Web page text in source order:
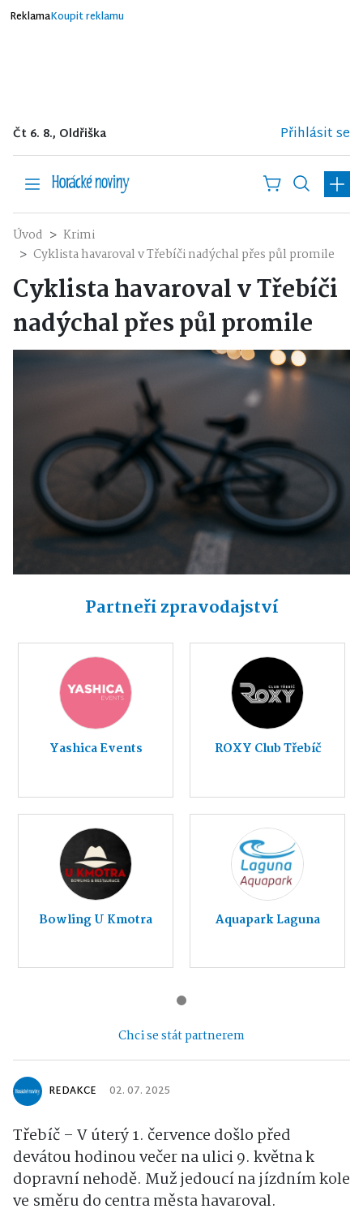
ReklamaKoupit reklamu
Čt 6. 8., Oldřiška Přihlásit se
Úvod
Krimi
Cyklista havaroval v Třebíči nadýchal přes půl promile
Cyklista havaroval v Třebíči
nadýchal přes půl promile
Partneři zpravodajství
Yashica Events ROXY Club Třebíč
Bowling U Kmotra Aquapark Laguna
Chci se stát partnerem
REDAKCE 02. 07. 2025
Třebíč – V úterý 1. července došlo před
devátou hodinou večer na ulici 9. května k
dopravní nehodě. Muž jedoucí na jízdním kole
ve směru do centra města havaroval.